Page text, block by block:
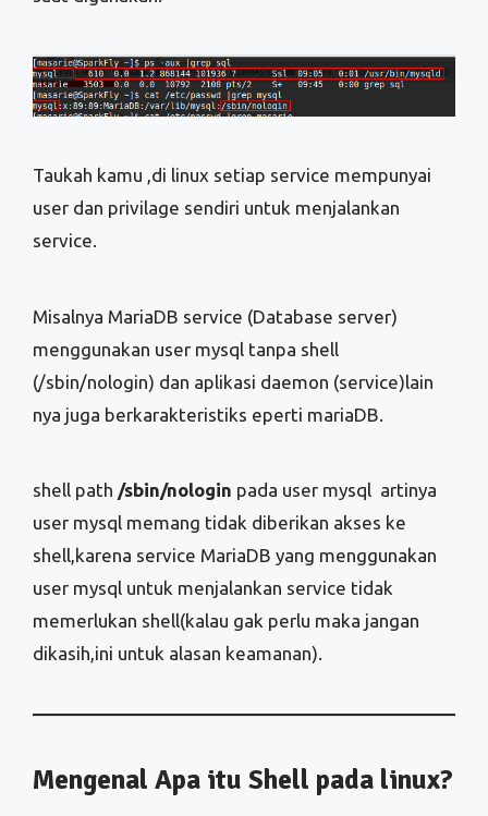
Taukah kamu ,di linux setiap service mempunyai
user dan privilage sendiri untuk menjalankan
service.
Misalnya MariaDB service (Database server)
menggunakan user mysql tanpa shell
(/sbin/nologin) dan aplikasi daemon (service)lain
nya juga berkarakteristiks eperti mariaDB.
shell path /sbin/nologin pada user mysql artinya
user mysql memang tidak diberikan akses ke
shell,karena service MariaDB yang menggunakan
user mysql untuk menjalankan service tidak
memerlukan shell(kalau gak perlu maka jangan
dikasih,ini untuk alasan keamanan).
Mengenal Apa itu Shell pada linux?